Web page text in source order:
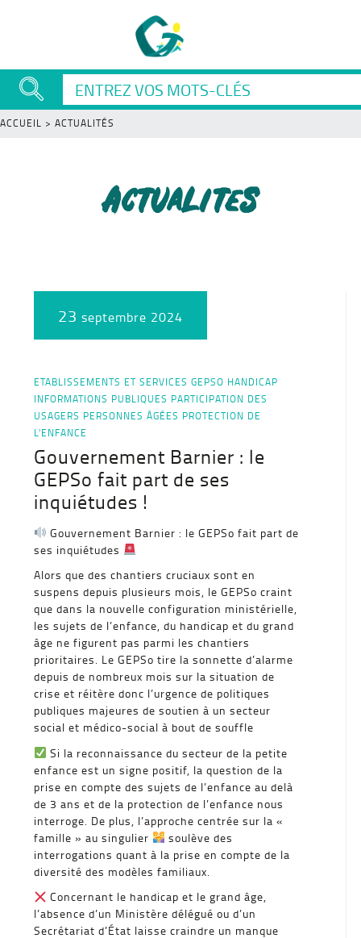
ACCUEIL > ACTUALITÉS
Actualites
23 septembre 2024
ETABLISSEMENTS ET SERVICES GEPSO HANDICAP
INFORMATIONS PUBLIQUES PARTICIPATION DES
USAGERS PERSONNES ÂGÉES PROTECTION DE
L'ENFANCE
Gouvernement Barnier : le
GEPSo fait part de ses
inquiétudes !
Gouvernement Barnier : le GEPSo fait part de
ses inquiétudes
Alors que des chantiers cruciaux sont en
suspens depuis plusieurs mois, le GEPSo craint
que dans la nouvelle configuration ministérielle,
les sujets de l’enfance, du handicap et du grand
âge ne figurent pas parmi les chantiers
prioritaires. Le GEPSo tire la sonnette d’alarme
depuis de nombreux mois sur la situation de
crise et réitère donc l’urgence de politiques
publiques majeures de soutien à un secteur
social et médico-social à bout de souffle
Si la reconnaissance du secteur de la petite
enfance est un signe positif, la question de la
prise en compte des sujets de l’enfance au delà
de 3 ans et de la protection de l’enfance nous
interroge. De plus, l’approche centrée sur la «
famille » au singulier
soulève des
interrogations quant à la prise en compte de la
diversité des modèles familiaux.
Concernant le handicap et le grand âge,
l’absence d’un Ministère délégué ou d’un
Secrétariat d’État laisse craindre un manque